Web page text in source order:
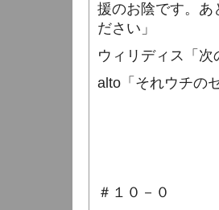
援のお陰です。あ
ださい」
ウィリディス「
alto 「それウチの
＃１０－０